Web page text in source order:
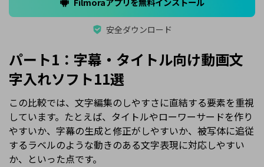
安全ダウンロード
パート1：字幕・タイトル向け動画文
字入れソフト11選
この比較では、文字編集のしやすさに直結する要素を重視
しています。たとえば、タイトルやローワーサードを作り
やすいか、字幕の生成と修正がしやすいか、被写体に追従
するラベルのような動きのある文字表現に対応しやすい
か、といった点です。